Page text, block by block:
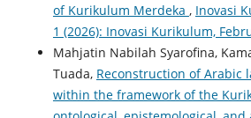
of Kurikulum Merdeka , Inovasi
1 (2026): Inovasi Kurikulum,
Mahjatin Nabilah Syarofina,
Tuada, Reconstruction of Arabic
within the framework of the